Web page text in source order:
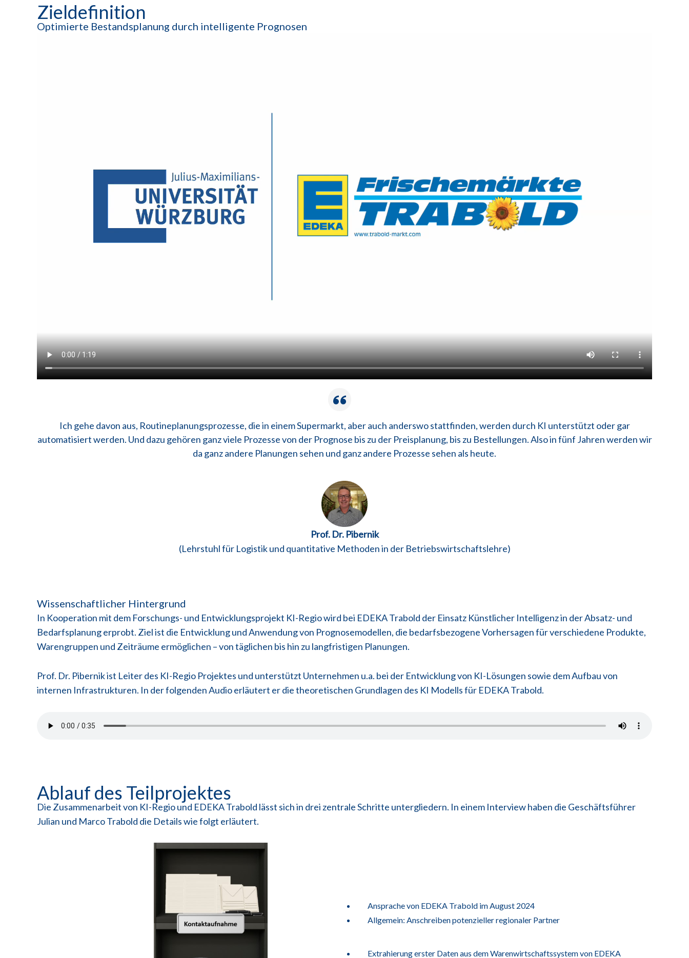
Zieldefinition
Optimierte Bestandsplanung durch intelligente Prognosen
Ich gehe davon aus, Routineplanungsprozesse, die in einem Supermarkt, aber auch anderswo stattfinden, werden durch KI unterstützt oder gar
automatisiert werden. Und dazu gehören ganz viele Prozesse von der Prognose bis zu der Preisplanung, bis zu Bestellungen. Also in fünf Jahren werden wir
da ganz andere Planungen sehen und ganz andere Prozesse sehen als heute.
Prof. Dr. Pibernik
(Lehrstuhl für Logistik und quantitative Methoden in der Betriebswirtschaftslehre)
Wissenschaftlicher Hintergrund
In Kooperation mit dem Forschungs- und Entwicklungsprojekt KI-Regio wird bei EDEKA Trabold der Einsatz Künstlicher Intelligenz in der Absatz- und
Bedarfsplanung erprobt. Ziel ist die Entwicklung und Anwendung von Prognosemodellen, die bedarfsbezogene Vorhersagen für verschiedene Produkte,
Warengruppen und Zeiträume ermöglichen – von täglichen bis hin zu langfristigen Planungen.
Prof. Dr. Pibernik ist Leiter des KI-Regio Projektes und unterstützt Unternehmen u.a. bei der Entwicklung von KI-Lösungen sowie dem Aufbau von
internen Infrastrukturen. In der folgenden Audio erläutert er die theoretischen Grundlagen des KI Modells für EDEKA Trabold.
Ablauf des Teilprojektes
Die Zusammenarbeit von KI-Regio und EDEKA Trabold lässt sich in drei zentrale Schritte untergliedern. In einem Interview haben die Geschäftsführer
Julian und Marco Trabold die Details wie folgt erläutert.
Ansprache von EDEKA Trabold im August 2024
Allgemein: Anschreiben potenzieller regionaler Partner
Extrahierung erster Daten aus dem Warenwirtschaftssystem von EDEKA